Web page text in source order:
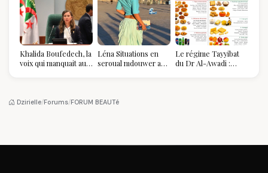
Khalida Boufedech, la
voix qui manquait au
Léna Situations en
seroual mdouwer au
pièce mode de l'été
Le régime Tayyibat
du Dr Al-Awadi :
Dzirielle/Forums/FORUM BEAUTé